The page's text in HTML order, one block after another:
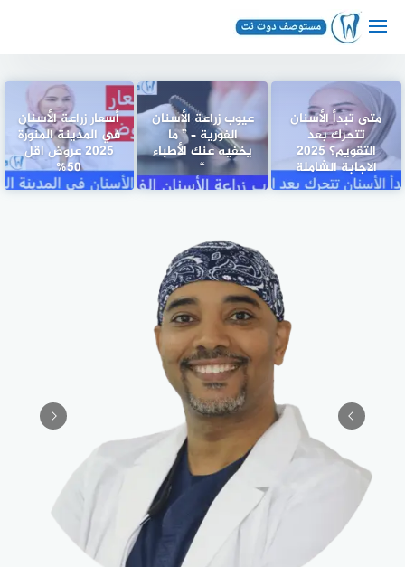
متى تبدأ الأسنان
تتحرك بعد
التقويم؟ 2025
الاجابة الشاملة
عيوب زراعة الأسنان
الفورية – ” ما
يخفيه عنك الأطباء
“
أسعار زراعة الأسنان
في المدينة المنورة
2025 عروض اقل
50%